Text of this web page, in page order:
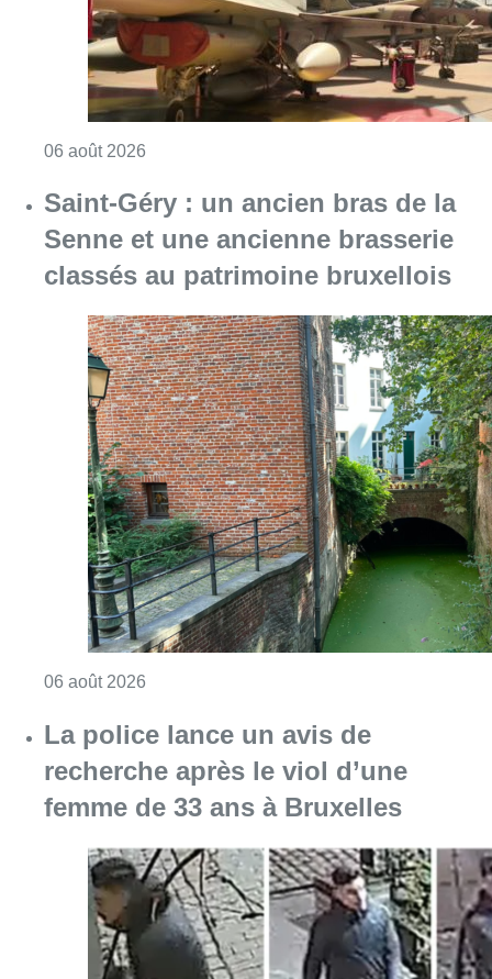
06 août 2026
Saint-Géry : un ancien bras de la
Senne et une ancienne brasserie
classés au patrimoine bruxellois
06 août 2026
La police lance un avis de
recherche après le viol d’une
femme de 33 ans à Bruxelles